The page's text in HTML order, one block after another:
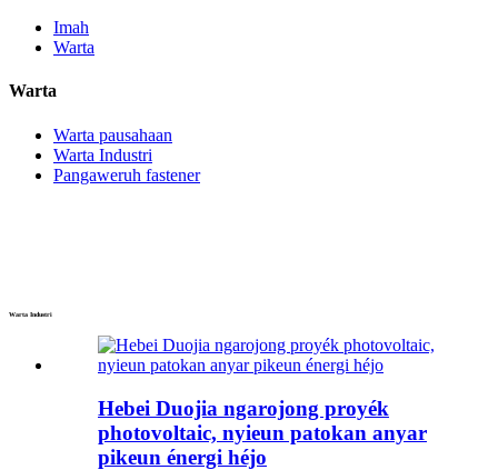
Imah
Warta
Warta
Warta pausahaan
Warta Industri
Pangaweruh fastener
Warta Industri
Hebei Duojia ngarojong proyék
photovoltaic, nyieun patokan anyar
pikeun énergi héjo